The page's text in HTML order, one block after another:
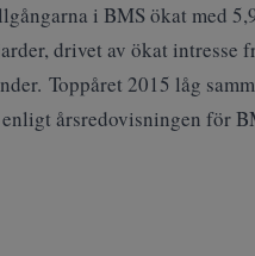
i BMS ökat med
drivet av ökat intresse
Toppåret 2015 låg
årsredovisningen för